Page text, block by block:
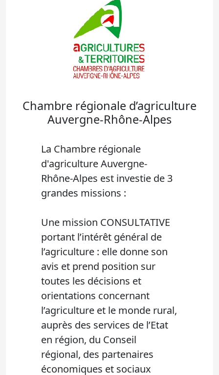
Chambre régionale d’agriculture
Auvergne-Rhône-Alpes
La Chambre régionale
d'agriculture Auvergne-
Rhône-Alpes est investie de 3
grandes missions :
Une mission CONSULTATIVE
portant l’intérêt général de
l’agriculture : elle donne son
avis et prend position sur
toutes les décisions et
orientations concernant
l’agriculture et le monde rural,
auprès des services de l’Etat
en région, du Conseil
régional, des partenaires
économiques et sociaux